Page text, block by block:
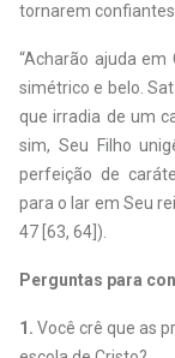
tornarem
“Acharão ajuda
simétrico e belo.
que irradia de um
sim, Seu Filho
perfeição de
para o lar em Seu
47 [63, 64]).
Perguntas para
1.Você crê que as